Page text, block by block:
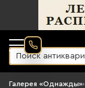
Галерея «Однажды»›